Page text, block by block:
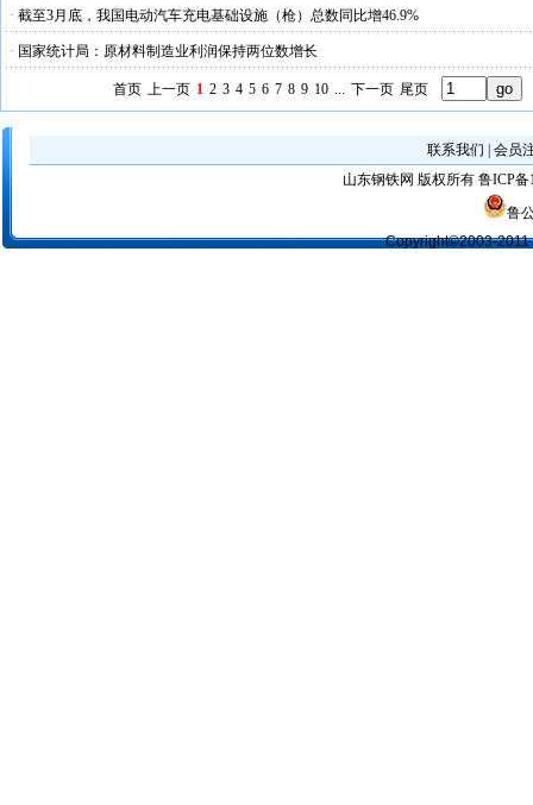
· 截至3月底，我国电动汽车充电基础设施（枪）总数同比增46.9%
· 国家统计局：原材料制造业利润保持两位数增长
首页 上一页 1 2 3 4 5 6 7 8 9 10 ... 下一页 尾页
联系我们
会员
山东钢铁网 版权所有 鲁ICP备
鲁
Copyright©2003-2011